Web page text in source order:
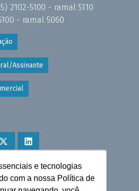
e tecnologias
com a nossa Política de
2102-5100 - ramal 5110
- ramal 5060
Assinante